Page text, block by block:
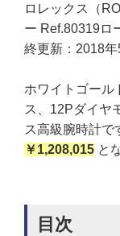
ロレックス（
ー Ref.80319ロ
終更新：2018年
ホワイトゴール
ス、12Pダイヤ
ス高級腕時計で
￥1,208,015 と
目次